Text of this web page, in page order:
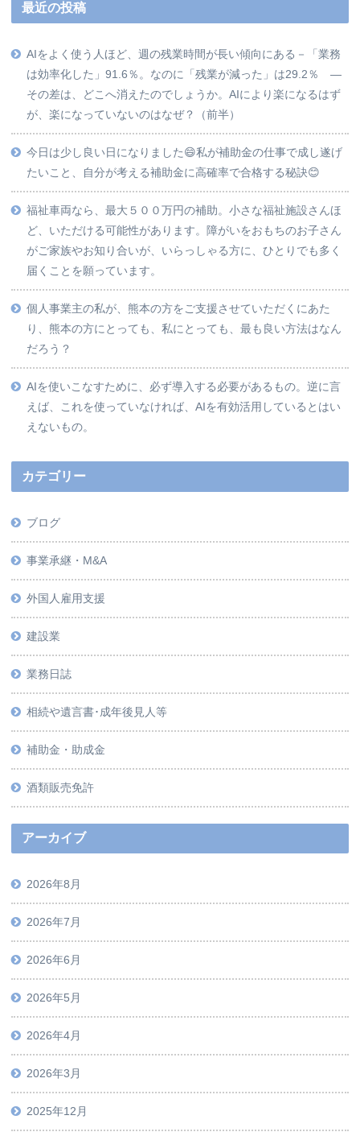
最近の投稿
AIをよく使う人ほど、週の残業時間が長い傾向にある－「業務
は効率化した」91.6％。なのに「残業が減った」は29.2％ ―
その差は、どこへ消えたのでしょうか。AIにより楽になるはず
が、楽になっていないのはなぜ？（前半）
今日は少し良い日になりました😄私が補助金の仕事で成し遂げ
たいこと、自分が考える補助金に高確率で合格する秘訣😊
福祉車両なら、最大５００万円の補助。小さな福祉施設さんほ
ど、いただける可能性があります。障がいをおもちのお子さん
がご家族やお知り合いが、いらっしゃる方に、ひとりでも多く
届くことを願っています。
個人事業主の私が、熊本の方をご支援させていただくにあた
り、熊本の方にとっても、私にとっても、最も良い方法はなん
だろう？
AIを使いこなすために、必ず導入する必要があるもの。逆に言
えば、これを使っていなければ、AIを有効活用しているとはい
えないもの。
カテゴリー
ブログ
事業承継・M&A
外国人雇用支援
建設業
業務日誌
相続や遺言書･成年後見人等
補助金・助成金
酒類販売免許
アーカイブ
2026年8月
2026年7月
2026年6月
2026年5月
2026年4月
2026年3月
2025年12月